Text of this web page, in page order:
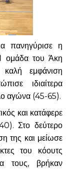
πανηγύρισε η
ομάδα του Άκη
εμφάνιση
ιδιαίτερα
αγώνα (45-65).
και κατάφερε
Στο δεύτερο
της και μείωσε
του κόουτς
τους, βρήκαν